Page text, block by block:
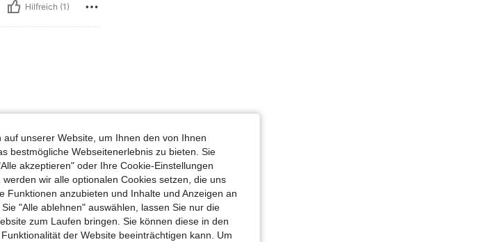
Hilfreich (1)
Hilfreich (0)
unserer Website, um Ihnen den von Ihnen
bestmögliche Webseitenerlebnis zu bieten. Sie
akzeptieren" oder Ihre Cookie-Einstellungen
wir alle optionalen Cookies setzen, die uns
anzubieten und Inhalte und Anzeigen an
"Alle ablehnen" auswählen, lassen Sie nur die
zum Laufen bringen. Sie können diese in den
der Website beeinträchtigen kann. Um